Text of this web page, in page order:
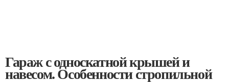
Гараж с односкатной крышей и
навесом. Особенности стропильной